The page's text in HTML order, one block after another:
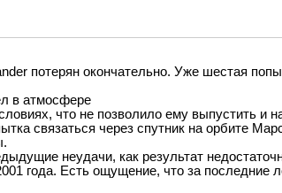
потерян окончательно. Уже шестая
в атмосфере
что не позволило ему выпустить и
связаться через спутник на орбите
неудачи, как результат
года. Есть ощущение, что за последние